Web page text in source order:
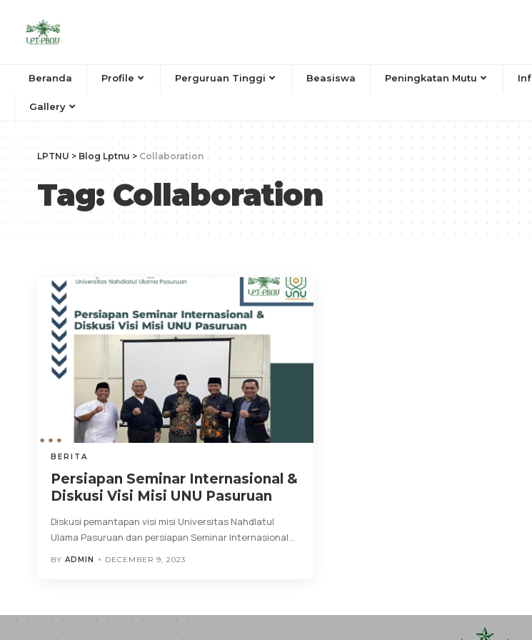
Beranda Profile Perguruan Tinggi Beasiswa Peningkatan Mutu
Gallery
LPTNU> Blog Lptnu > Collaboration
Tag:Collaboration
BERITA
Persiapan Seminar Internasional &
Diskusi Visi Misi UNU Pasuruan
Diskusi pemantapan visi misi Universitas Nahdlatul
Ulama Pasuruan dan persiapan Seminar Internasional…
BY ADMIN DECEMBER 9, 2023